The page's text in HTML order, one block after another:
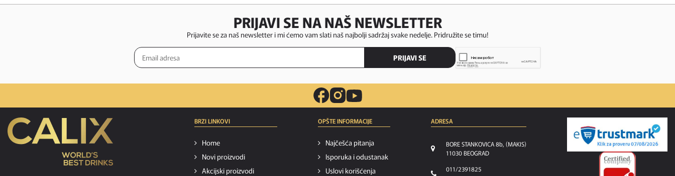
PRIJAVI SE NA NAŠ NEWSLETTER
Prijavite se za naš newsletter i mi ćemo vam slati naš najbolji sadržaj svake nedelje. Pridružite se timu!
PRIJAVI SE
BRZI LINKOVI
Home
Novi proizvodi
Akcijski proizvodi
OPŠTE INFORMACIJE
Najčešća pitanja
Isporuka i odustanak
Uslovi korišćenja
ADRESA
BORE STANKOVICA 8b, (MAKIS)
11030 BEOGRAD
011/2391825